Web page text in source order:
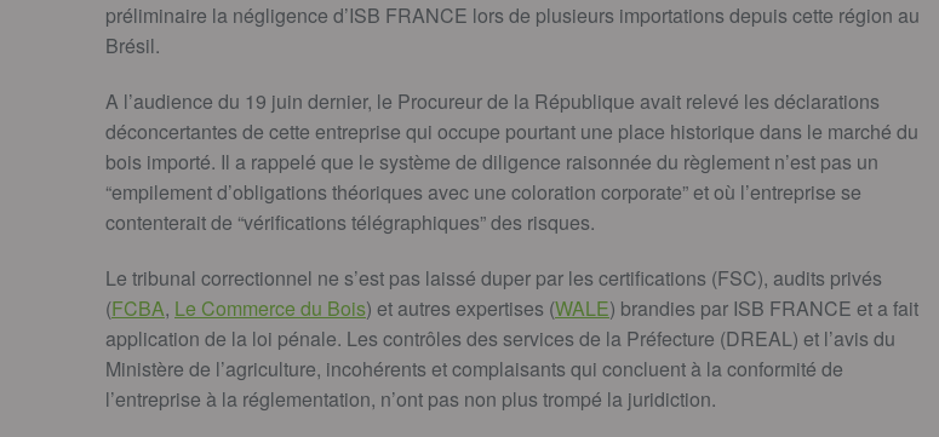
préliminaire la négligence d’ISB FRANCE lors de plusieurs importations depuis cette région au
Brésil.
A l’audience du 19 juin dernier, le Procureur de la République avait relevé les déclarations
déconcertantes de cette entreprise qui occupe pourtant une place historique dans le marché du
bois importé. Il a rappelé que le système de diligence raisonnée du règlement n’est pas un
“empilement d’obligations théoriques avec une coloration corporate” et où l’entreprise se
contenterait de “vérifications télégraphiques” des risques.
Le tribunal correctionnel ne s’est pas laissé duper par les certifications (FSC), audits privés
(FCBA, Le Commerce du Bois) et autres expertises (WALE) brandies par ISB FRANCE et a fait
application de la loi pénale. Les contrôles des services de la Préfecture (DREAL) et l’avis du
Ministère de l’agriculture, incohérents et complaisants qui concluent à la conformité de
l’entreprise à la réglementation, n’ont pas non plus trompé la juridiction.